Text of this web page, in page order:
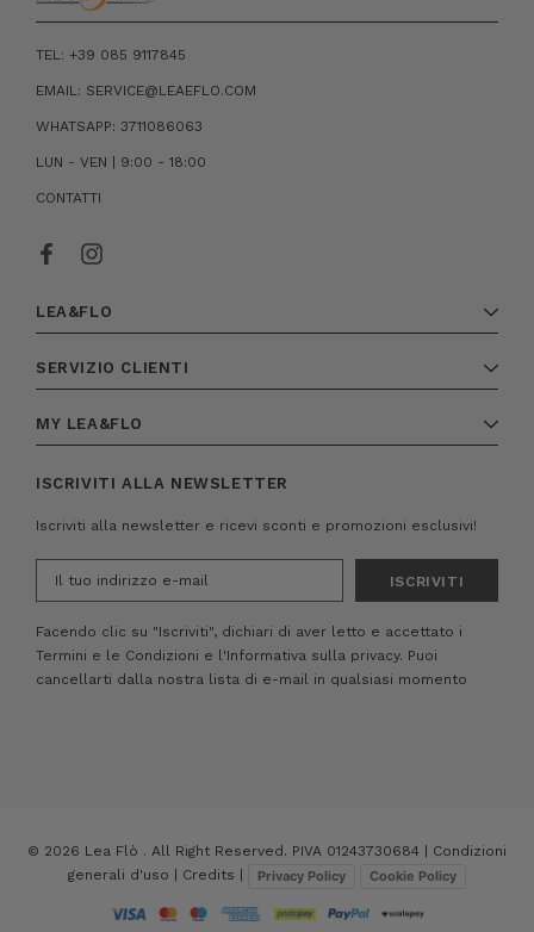
TEL: +39 085 9117845
EMAIL: SERVICE@LEAEFLO.COM
WHATSAPP: 3711086063
LUN - VEN | 9:00 - 18:00
CONTATTI
LEA&FLO
SERVIZIO CLIENTI
MY LEA&FLO
ISCRIVITI ALLA NEWSLETTER
Iscriviti alla newsletter e ricevi sconti e promozioni esclusivi!
Facendo clic su "Iscriviti", dichiari di aver letto e accettato i
Termini e le Condizioni e l'Informativa sulla privacy. Puoi
cancellarti dalla nostra lista di e-mail in qualsiasi momento
© 2026 Lea Flò . All Right Reserved. PIVA 01243730684 | Condizioni
generali d'uso
Credits Privacy Policy Cookie Policy